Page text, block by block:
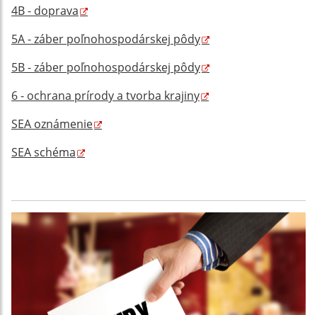
4B - doprava
5A - záber poľnohospodárskej pôdy
5B - záber poľnohospodárskej pôdy
6 - ochrana prírody a tvorba krajiny
SEA oznámenie
SEA schéma